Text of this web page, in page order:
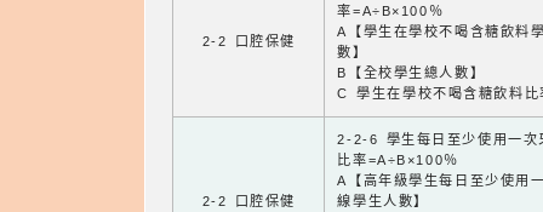
2-2 口腔保健
率=A÷B×100％
A【學生在學校不喝含糖飲料
數】
B【全校學生總人數】
C 學生在學校不喝含糖飲料比
2-2 口腔保健
2-2-6 學生每日至少使用一次
比率=A÷B×100％
A【高年級學生每日至少使用
線學生人數】